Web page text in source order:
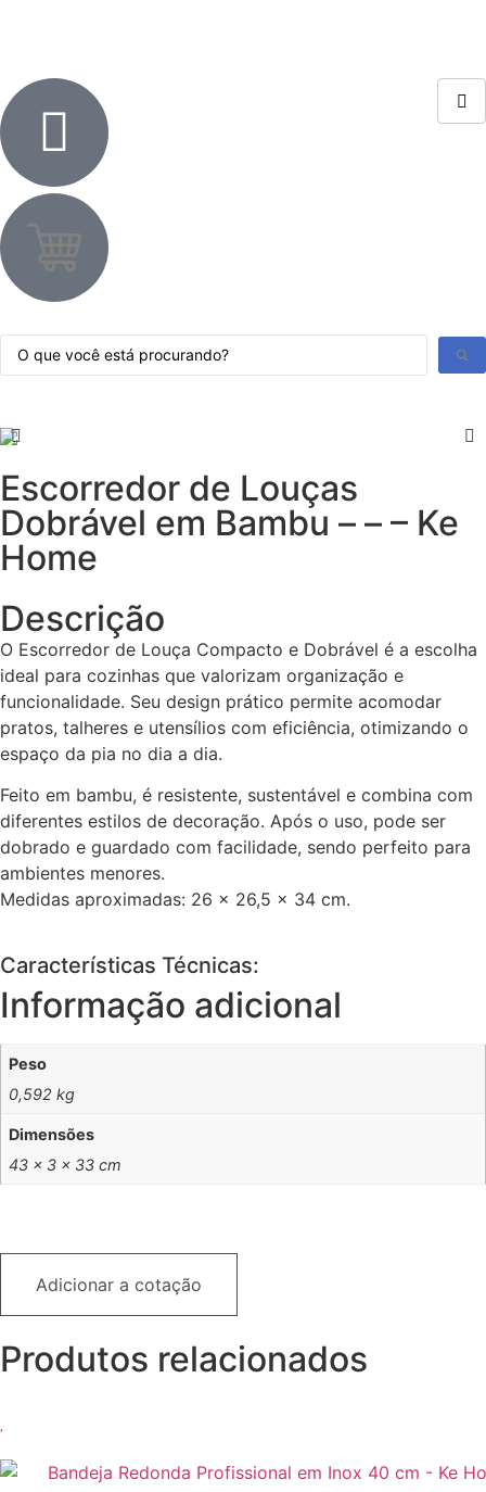
Escorredor de Louças
Dobrável em Bambu – – – Ke
Home
Descrição
O Escorredor de Louça Compacto e Dobrável é a escolha
ideal para cozinhas que valorizam organização e
funcionalidade. Seu design prático permite acomodar
pratos, talheres e utensílios com eficiência, otimizando o
espaço da pia no dia a dia.
Feito em bambu, é resistente, sustentável e combina com
diferentes estilos de decoração. Após o uso, pode ser
dobrado e guardado com facilidade, sendo perfeito para
ambientes menores.
Medidas aproximadas: 26 x 26,5 x 34 cm.
Características Técnicas:
Informação adicional
Peso
0,592 kg
Dimensões
43 × 3 × 33 cm
Adicionar a cotação
Produtos relacionados